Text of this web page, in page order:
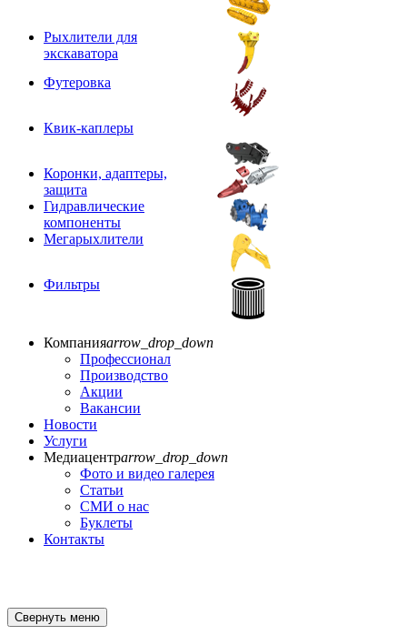
Рыхлители для
экскаватора
Футеровка
Квик-каплеры
Коронки, адаптеры,
защита
Гидравлические
компоненты
Мегарыхлители
Фильтры
Компанияarrow_drop_down
Профессионал
Производство
Акции
Вакансии
Новости
Услуги
Медиацентрarrow_drop_down
Фото и видео галерея
Статьи
СМИ о нас
Буклеты
Контакты
Свернуть меню